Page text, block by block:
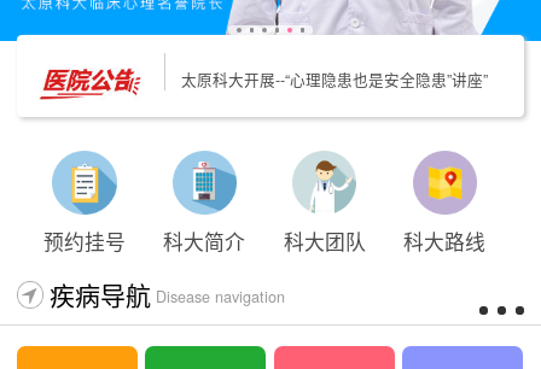
太原科大开展--“心理隐患也是安全隐患”讲座”
太原科大开展心理沙盘团体体验系列公益活动
预约挂号 科大简介 科大团队 科大路线
疾病导航 Disease navigation